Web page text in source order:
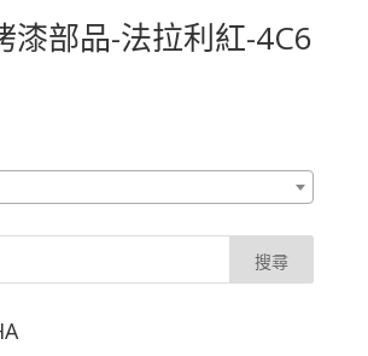
漆部品-法拉利紅-4C6